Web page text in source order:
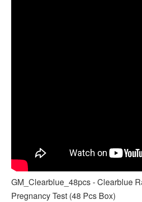
GM_Clearblue_48pcs - Clearblue
Pregnancy Test (48 Pcs Box)